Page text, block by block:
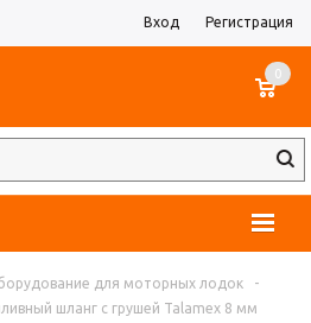
Вход Регистрация
0
для моторных лодок
-
шланг с грушей Talamex 8 мм